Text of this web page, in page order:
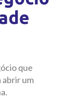
que
abrir um